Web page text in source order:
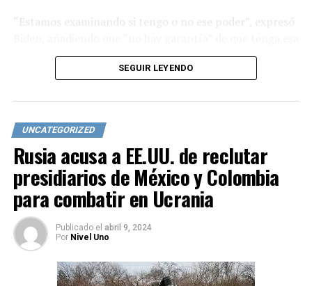
“Estamos examinando si tengo o no ese poder”, expresó
capacidad sin la legislación.
campaña presidencial de este año. El ex presidente
Donald Trump, posible oponente republicano de Biden
en las elecciones del 5 de noviembre, ha criticado a
Biden por su manejo de los asuntos fronterizos.
SEGUIR LEYENDO
UNCATEGORIZED
Rusia acusa a EE.UU. de reclutar
presidiarios de México y Colombia
para combatir en Ucrania
Publicado el abril 9, 2024
Por Nivel Uno